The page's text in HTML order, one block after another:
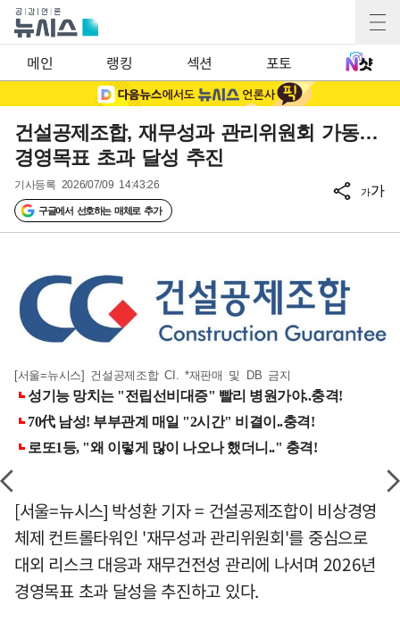
메인 랭킹 섹션 포토
건설공제조합, 재무성과 관리위원회 가동…
경영목표 초과 달성 추진
기사등록 2026/07/09 14:43:26
구글에서 선호하는 매체로 추가
가가
[서울=뉴시스] 건설공제조합 CI. *재판매 및 DB 금지
[서울=뉴시스] 박성환 기자 = 건설공제조합이 비상경영
체제 컨트롤타워인 '재무성과 관리위원회'를 중심으로
대외 리스크 대응과 재무건전성 관리에 나서며 2026년
경영목표 초과 달성을 추진하고 있다.